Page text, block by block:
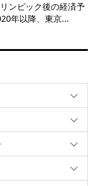
ンピック後の経済予
年以降、東京...